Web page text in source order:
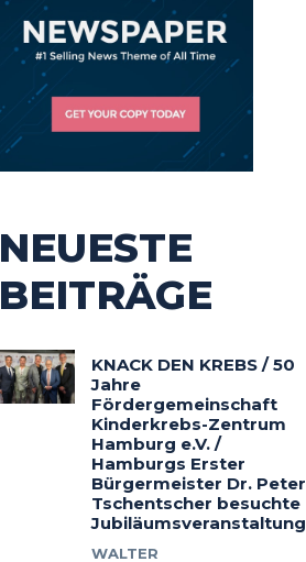
NEUESTE
BEITRÄGE
KNACK DEN KREBS / 50
Jahre
Fördergemeinschaft
Kinderkrebs-Zentrum
Hamburg e.V. /
Hamburgs Erster
Bürgermeister Dr. Peter
Tschentscher besuchte
Jubiläumsveranstaltung
WALTER